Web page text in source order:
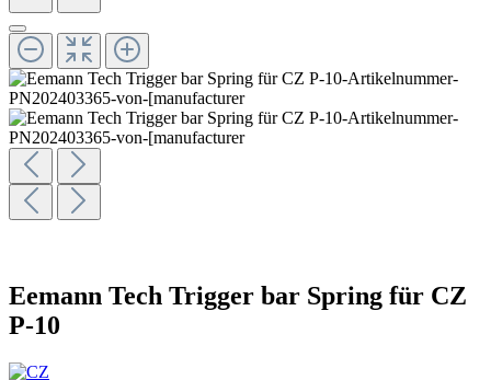
Eemann Tech Trigger bar Spring für CZ
P-10